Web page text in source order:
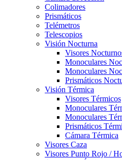
Colimadores
Prismáticos
Telémetros
Telescopios
Visión Nocturna
Visores
Monoculares
Monoculares
Prismáticos
Visión Térmica
Visores Térmicos
Monoculares
Monoculares
Prismáticos
Cámara Térmica
Visores Caza
Visores Punto Rojo /